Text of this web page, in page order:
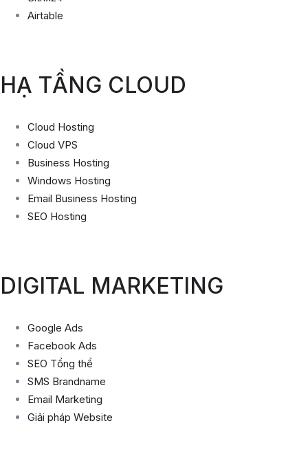
Trước đó
Airtable
HẠ TẦNG CLOUD
Cloud Hosting
Cloud VPS
Business Hosting
Windows Hosting
Email Business Hosting
SEO Hosting
DIGITAL MARKETING
Google Ads
Facebook Ads
SEO Tổng thể
SMS Brandname
Email Marketing
Giải pháp Website